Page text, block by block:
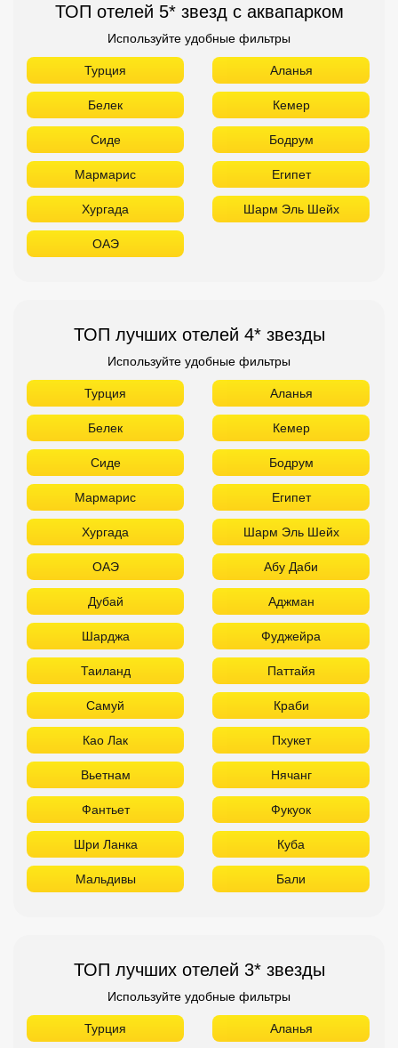
ТОП отелей 5* звезд с аквапарком
Используйте удобные фильтры
Турция Аланья
Белек Кемер
Сиде Бодрум
Мармарис Египет
Хургада Шарм Эль Шейх
ОАЭ
ТОП лучших отелей 4* звезды
Используйте удобные фильтры
Турция Аланья
Белек Кемер
Сиде Бодрум
Мармарис Египет
Хургада Шарм Эль Шейх
ОАЭ Абу Даби
Дубай Аджман
Шарджа Фуджейра
Таиланд Паттайя
Самуй Краби
Као Лак Пхукет
Вьетнам Нячанг
Фантьет Фукуок
Шри Ланка Куба
Мальдивы Бали
ТОП лучших отелей 3* звезды
Используйте удобные фильтры
Турция Аланья